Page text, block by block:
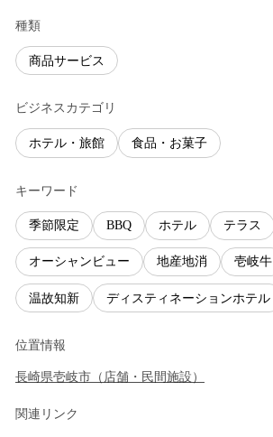
種類
商品サービス
ビジネスカテゴリ
ホテル・旅館 食品・お菓子
キーワード
季節限定 BBQ ホテル テラス
オーシャンビュー 地産地消 壱岐牛
温故知新 ディスティネーションホテル
位置情報
長崎県壱岐市 （ 店舗・民間施設 ）
関連リンク